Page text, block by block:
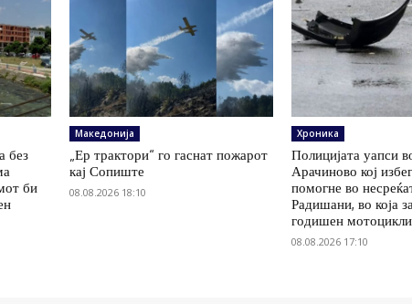
без
би
Македонија
„Ер трактори“ го гаснат пожарот
кај Сопиште
08.08.2026 18:10
Хроника
Полицијата уапси
Арачиново кој
помогне во
Радишани, во која
годишен
08.08.2026 17:10